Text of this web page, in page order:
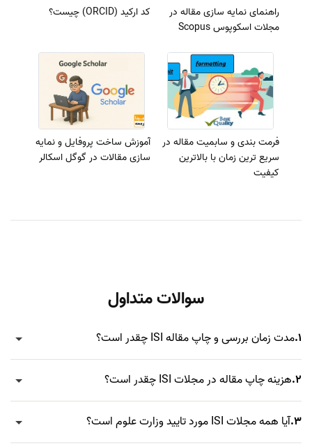
راهنمای نمایه سازی مقاله در
مجلات اسکوپوس Scopus
کد ارکید (ORCID) چیست؟
فرمت بندی و سابمیت مقاله در
سریع ترین زمان با بالاترین
کیفیت
آموزش ساخت پروفایل و نمایه
سازی مقالات در گوگل اسکالر
سوالات متداول
1.مدت زمان بررسی و چاپ مقاله ISI چقدر است؟
2. هزینه چاپ مقاله در مجلات ISI چقدر است؟
3.آیا همه مجلات ISI مورد تایید وزارت علوم است؟